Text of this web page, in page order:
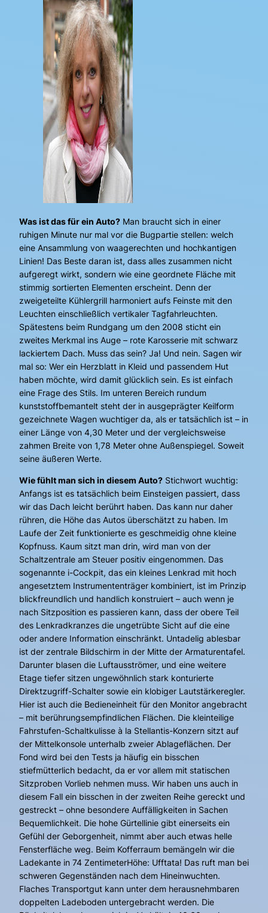
Was ist das für ein Auto? Man braucht sich in einer
ruhigen Minute nur mal vor die Bugpartie stellen: welch
eine Ansammlung von waagerechten und hochkantigen
Linien! Das Beste daran ist, dass alles zusammen nicht
aufgeregt wirkt, sondern wie eine geordnete Fläche mit
stimmig sortierten Elementen erscheint. Denn der
zweigeteilte Kühlergrill harmoniert aufs Feinste mit den
Leuchten einschließlich vertikaler Tagfahrleuchten.
Spätestens beim Rundgang um den 2008 sticht ein
zweites Merkmal ins Auge – rote Karosserie mit schwarz
lackiertem Dach. Muss das sein? Ja! Und nein. Sagen wir
mal so: Wer ein Herzblatt in Kleid und passendem Hut
haben möchte, wird damit glücklich sein. Es ist einfach
eine Frage des Stils. Im unteren Bereich rundum
kunststoffbemantelt steht der in ausgeprägter Keilform
gezeichnete Wagen wuchtiger da, als er tatsächlich ist – in
einer Länge von 4,30 Meter und der vergleichsweise
zahmen Breite von 1,78 Meter ohne Außenspiegel. Soweit
seine äußeren Werte.
Wie fühlt man sich in diesem Auto? Stichwort wuchtig:
Anfangs ist es tatsächlich beim Einsteigen passiert, dass
wir das Dach leicht berührt haben. Das kann nur daher
rühren, die Höhe das Autos überschätzt zu haben. Im
Laufe der Zeit funktionierte es geschmeidig ohne kleine
Kopfnuss. Kaum sitzt man drin, wird man von der
Schaltzentrale am Steuer positiv eingenommen. Das
sogenannte i-Cockpit, das ein kleines Lenkrad mit hoch
angesetztem Instrumententräger kombiniert, ist im Prinzip
blickfreundlich und handlich konstruiert – auch wenn je
nach Sitzposition es passieren kann, dass der obere Teil
des Lenkradkranzes die ungetrübte Sicht auf die eine
oder andere Information einschränkt. Untadelig ablesbar
ist der zentrale Bildschirm in der Mitte der Armaturentafel.
Darunter blasen die Luftausströmer, und eine weitere
Etage tiefer sitzen ungewöhnlich stark konturierte
Direktzugriff-Schalter sowie ein klobiger Lautstärkeregler.
Hier ist auch die Bedieneinheit für den Monitor angebracht
– mit berührungsempfindlichen Flächen. Die kleinteilige
Fahrstufen-Schaltkulisse à la Stellantis-Konzern sitzt auf
der Mittelkonsole unterhalb zweier Ablageflächen. Der
Fond wird bei den Tests ja häufig ein bisschen
stiefmütterlich bedacht, da er vor allem mit statischen
Sitzproben Vorlieb nehmen muss. Wir haben uns auch in
diesem Fall ein bisschen in der zweiten Reihe gereckt und
gestreckt – ohne besondere Auffälligkeiten in Sachen
Bequemlichkeit. Die hohe Gürtellinie gibt einerseits ein
Gefühl der Geborgenheit, nimmt aber auch etwas helle
Fensterfläche weg. Beim Kofferraum bemängeln wir die
Ladekante in 74 ZentimeterHöhe: Ufftata! Das ruft man bei
schweren Gegenständen nach dem Hineinwuchten.
Flaches Transportgut kann unter dem herausnehmbaren
doppelten Ladeboden untergebracht werden. Die